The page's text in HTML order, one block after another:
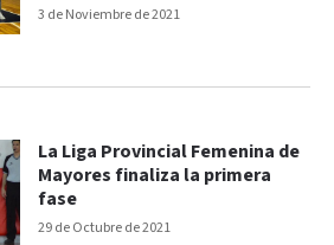
3 de Noviembre de 2021
29 de Octubre de 2021
La Liga Provincial Femenina de
Mayores finaliza la primera
fase